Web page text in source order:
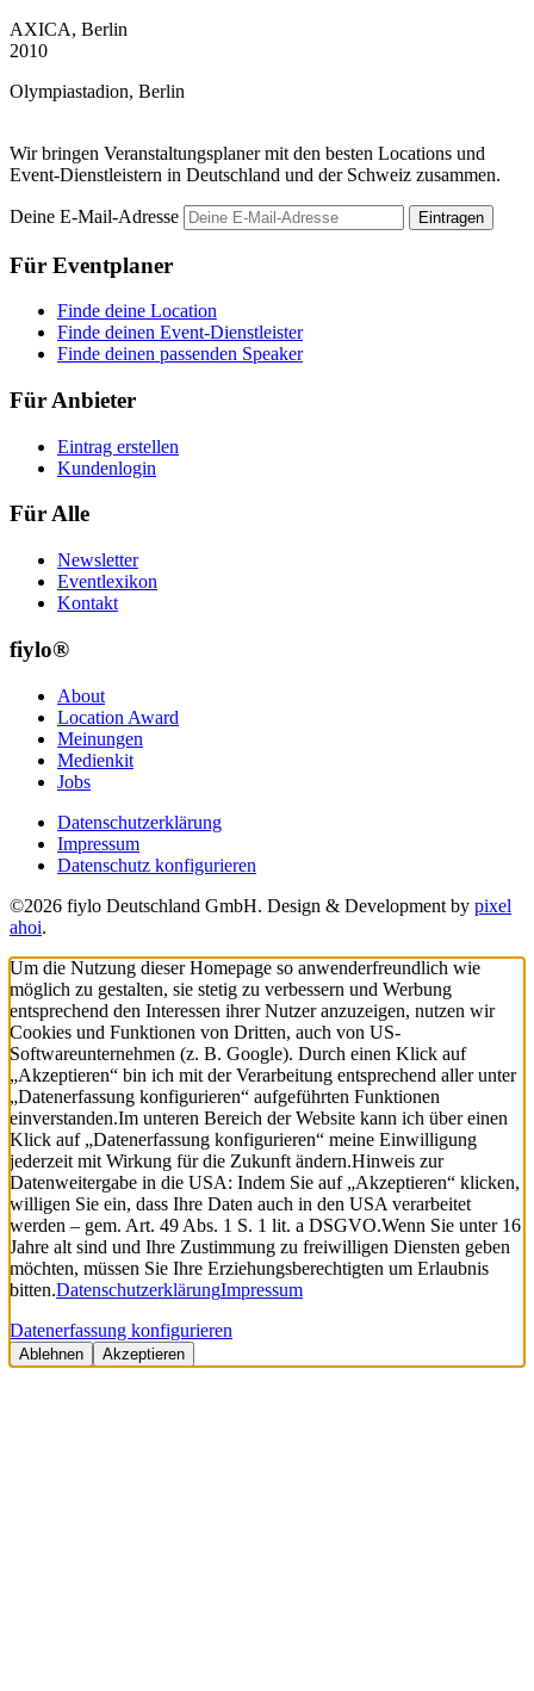
AXICA, Berlin
2010
Olympiastadion, Berlin
Wir bringen Veranstaltungsplaner mit den besten Locations und
Event-Dienstleistern in Deutschland und der Schweiz zusammen.
Deine E-Mail-Adresse Eintragen
Für Eventplaner
Finde deine Location
Finde deinen Event-Dienstleister
Finde deinen passenden Speaker
Für Anbieter
Eintrag erstellen
Kundenlogin
Für Alle
Newsletter
Eventlexikon
Kontakt
fiylo®
About
Location Award
Meinungen
Medienkit
Jobs
Datenschutzerklärung
Impressum
Datenschutz konfigurieren
©2026 fiylo Deutschland GmbH. Design & Development by pixel
ahoi.
Um die Nutzung dieser Homepage so anwenderfreundlich wie
möglich zu gestalten, sie stetig zu verbessern und Werbung
entsprechend den Interessen ihrer Nutzer anzuzeigen, nutzen wir
Cookies und Funktionen von Dritten, auch von US-
Softwareunternehmen (z. B. Google). Durch einen Klick auf
„Akzeptieren“ bin ich mit der Verarbeitung entsprechend aller unter
„Datenerfassung konfigurieren“ aufgeführten Funktionen
einverstanden.Im unteren Bereich der Website kann ich über einen
Klick auf „Datenerfassung konfigurieren“ meine Einwilligung
jederzeit mit Wirkung für die Zukunft ändern.Hinweis zur
Datenweitergabe in die USA: Indem Sie auf „Akzeptieren“ klicken,
willigen Sie ein, dass Ihre Daten auch in den USA verarbeitet
werden – gem. Art. 49 Abs. 1 S. 1 lit. a DSGVO.Wenn Sie unter 16
Jahre alt sind und Ihre Zustimmung zu freiwilligen Diensten geben
möchten, müssen Sie Ihre Erziehungsberechtigten um Erlaubnis
bitten.DatenschutzerklärungImpressum
Datenerfassung konfigurieren
Ablehnen Akzeptieren